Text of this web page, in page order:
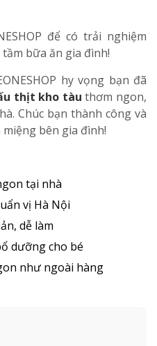
để có trải nghiệm
bữa ăn gia đình!
hy vọng bạn đã
thịt kho tàu thơm ngon,
Chúc bạn thành công và
bên gia đình!
tại nhà
vị Hà Nội
dễ làm
dưỡng cho bé
như ngoài hàng